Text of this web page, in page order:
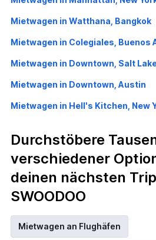
Mietwagen in Watthana, Bangkok
Mietwagen in Colegiales, Buenos
Mietwagen in Downtown, Salt
Mietwagen in Downtown, Austin
Mietwagen in Hell's Kitchen, New
Durchstöbere
verschiedener
deinen nächsten
SWOODOO
Mietwagen an Flughäfen